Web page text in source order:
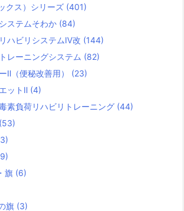
クス）シリーズ (401)
ステムそわか (84)
ハビリシステムⅣ改 (144)
レーニングシステム (82)
Ⅱ（便秘改善用） (23)
ットⅡ (4)
素負荷リハビリトレーニング (44)
(53)
旗 (6)
旗 (3)